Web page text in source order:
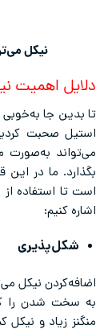
نیکل
دلایل اهمیت
تا بدین جا به‌خوبی
استیل صحبت
می‌تواند به‌صورت
بگذارد. ما در
است تا استفاده از
اشاره کنیم:
شکل‌پذیری
اضافه‌کردن نیکل
به سخت شدن را
منگنز زیاد و